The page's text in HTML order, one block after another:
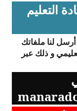
التعليم
لنا ملفاتك
و ذلك عبر